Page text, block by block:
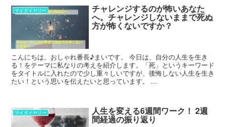
マイダイヤリー チャレンジするのが怖いあなた
へ。チャレンジしないままで死ぬ
方が怖くないですか？
こんにちは。おしゃれ番長♪まいです。 今日は、自分の人生を生き
る！をテーマに私なりの考えを紹介します。「死」というキーワード
をタイトルに入れたので少し重々しいですが、後悔しない人生を生き
たい！という思いを伝えたいと思っています。 ...
マイダイヤリー 人生を変える6週間ワーク！ 2週
間経過の振り返り